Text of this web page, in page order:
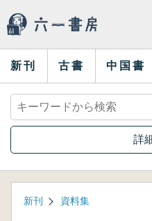
新刊 古書 中国書
詳
新刊 資料集